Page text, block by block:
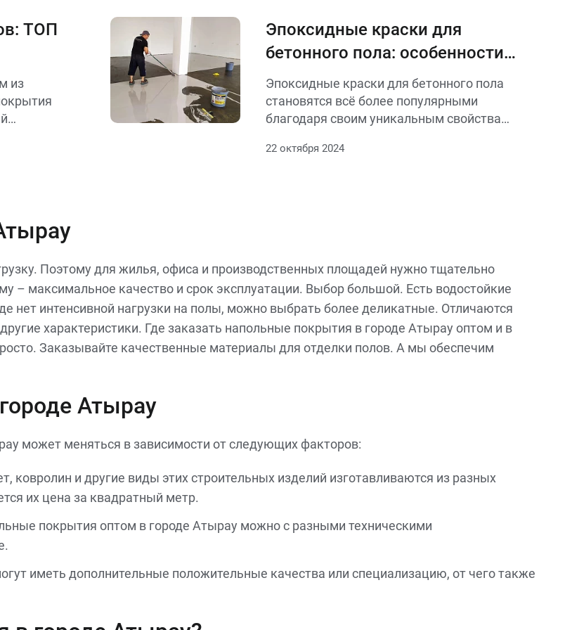
ровно
высыхания и безопасность состава.
ТОП
из
Эпоксидные краски для
бетонного пола: особенности
применения
Эпоксидные краски для бетонного пола
становятся всё более популярными
благодаря своим уникальным свойствам
22 октября 2024
Поэтому для жилья, офиса и производственных площадей нужно тщательно
– максимальное качество и срок эксплуатации. Выбор большой. Есть водостойкие
нет интенсивной нагрузки на полы, можно выбрать более деликатные. Отличаются
характеристики. Где заказать напольные покрытия в городе Атырау оптом и в
Заказывайте качественные материалы для отделки полов. А мы обеспечим
Атырау
может меняться в зависимости от следующих факторов:
ковролин и другие виды этих строительных изделий изготавливаются из разных
их цена за квадратный метр.
покрытия оптом в городе Атырау можно с разными техническими
иметь дополнительные положительные качества или специализацию, от чего также